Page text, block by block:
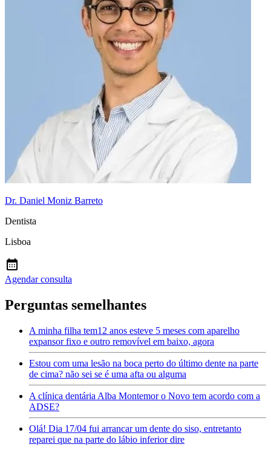
Dr. Daniel Moniz Barreto
Dentista
Lisboa
Agendar consulta
Perguntas semelhantes
A minha filha tem12 anos esteve 5 meses com aparelho
expansor fixo e outro removível em baixo, agora
Estou com uma lesão na boca perto do último dente na parte
de cima? não sei se é uma afta ou alguma
A clínica dentária Alba Montemor o Novo tem acordo com a
ADSE?
Olá! Dia 17/04 fui arrancar um dente do siso, entretanto
reparei que na parte do lábio inferior dire